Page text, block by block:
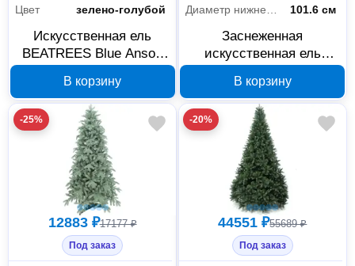
Цвет
зелено-голубой
Искусственная ель
BEATREES Blue Anson
В корзину
101.6 см
Заснеженная
искусственная ель
150 см 1040415
В корзину
-25%
12883 ₽17177 ₽
Под заказ
-20%
44551 ₽55689 ₽
Под заказ